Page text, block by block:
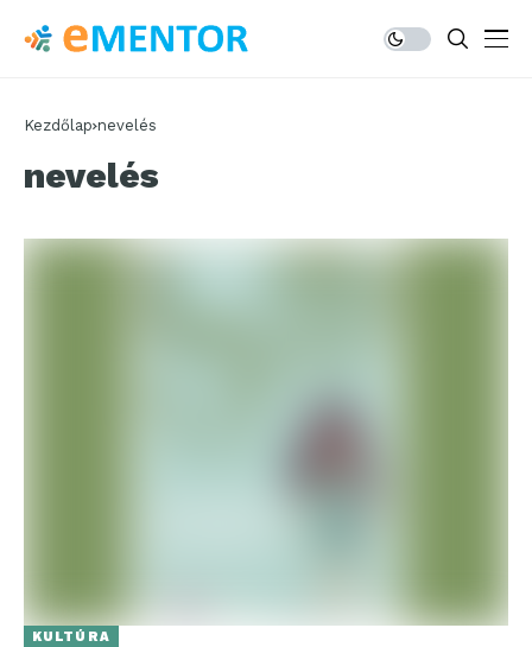
Kezdőlap nevelés
nevelés
KULTÚRA